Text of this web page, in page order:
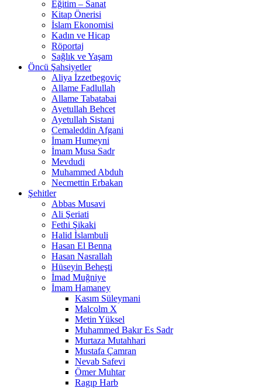
Eğitim – Sanat
Kitap Önerisi
İslam Ekonomisi
Kadın ve Hicap
Röportaj
Sağlık ve Yaşam
Öncü Şahsiyetler
Aliya İzzetbegoviç
Allame Fadlullah
Allame Tabatabai
Ayetullah Behcet
Ayetullah Sistani
Cemaleddin Afgani
İmam Humeyni
İmam Musa Sadr
Mevdudi
Muhammed Abduh
Necmettin Erbakan
Şehitler
Abbas Musavi
Ali Şeriati
Fethi Şikaki
Halid İslambuli
Hasan El Benna
Hasan Nasrallah
Hüseyin Beheşti
İmad Muğniye
İmam Hamaney
Kasım Süleymani
Malcolm X
Metin Yüksel
Muhammed Bakır Es Sadr
Murtaza Mutahhari
Mustafa Çamran
Nevab Safevi
Ömer Muhtar
Ragıp Harb